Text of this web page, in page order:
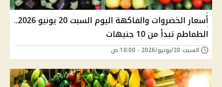
أسعار الخضروات والفاكهة اليوم السبت 20 يونيو 2026..
الطماطم تبدأ من 10 جنيهات
السبت 20/يونيو/2026 - 10:00 ص